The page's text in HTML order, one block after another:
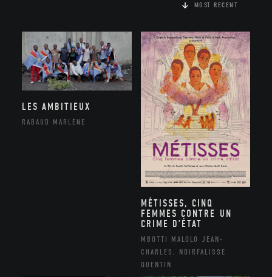
MOST RECENT
LES AMBITIEUX
RABAUD MARLÈNE
MÉTISSES, CINQ
FEMMES CONTRE UN
CRIME D’ÉTAT
MBOTTI MALOLO JEAN-
CHARLES, NOIRFALISSE
QUENTIN